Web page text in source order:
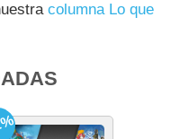
columna Lo que